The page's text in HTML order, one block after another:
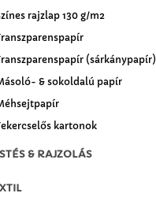
rajzlap 130 g/m2
(sárkánypapír)
& sokoldalú papír
kartonok
& RAJZOLÁS